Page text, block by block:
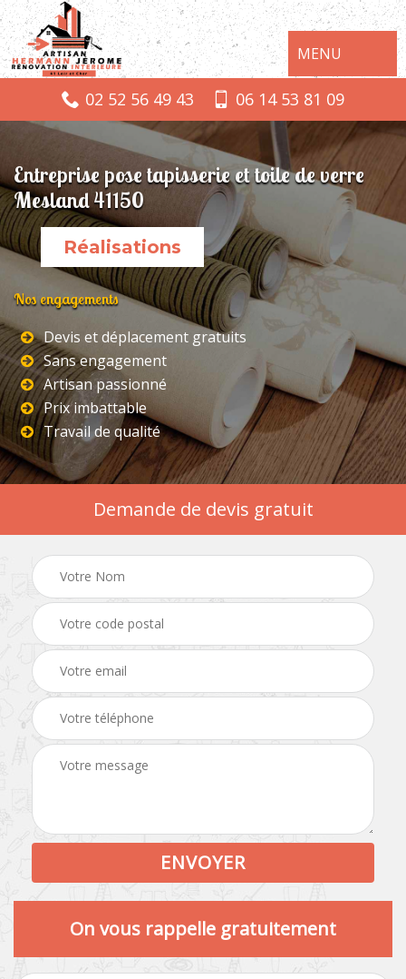
MENU
02 52 56 49 43 06 14 53 81 09
Entreprise pose tapisserie et toile de verre
Mesland 41150
Réalisations
Nos engagements
Devis et déplacement gratuits
Sans engagement
Artisan passionné
Prix imbattable
Travail de qualité
Demande de devis gratuit
On vous rappelle gratuitement